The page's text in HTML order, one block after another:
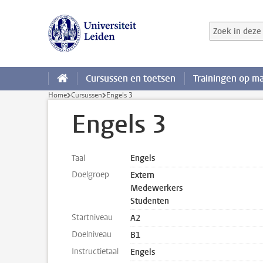
Zoek in deze
Zoekterm
Cursussen en toetsen Trainingen op
Home Cursussen Engels 3
Engels 3
Taal
Engels
Doelgroep
Extern
Medewerkers
Studenten
Startniveau
A2
Doelniveau
B1
Instructietaal
Engels